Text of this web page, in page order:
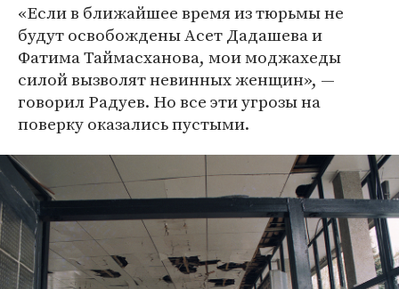
«Если в ближайшее время из тюрьмы не
будут освобождены Асет Дадашева и
Фатима Таймасханова, мои моджахеды
силой вызволят невинных женщин», —
говорил Радуев. Но все эти угрозы на
поверку оказались пустыми.